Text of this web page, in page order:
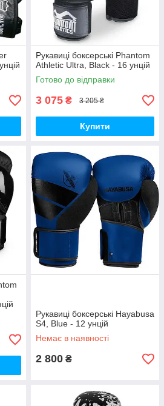
Рукавиці боксерські Phantom
Athletic Ultra, Black - 16 унцій
Готово до відправки
3 075 ₴ 3 205 ₴
Купити
Рукавиці боксерські Hayabusa
S4, Blue - 12 унцій
Немає в наявності
2 800 ₴